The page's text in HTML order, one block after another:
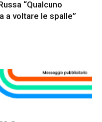
“Qualcuno
a voltare le spalle”